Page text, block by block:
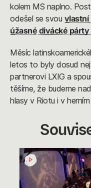
kolem MS naplno.
odešel se svou vlastní
úžasné divácké
Měsíc
letos to byly dosud
partnerovi LXIG a
těšíme, že budeme
hlasy v Riotu i v herním
Pohled
do
Domu